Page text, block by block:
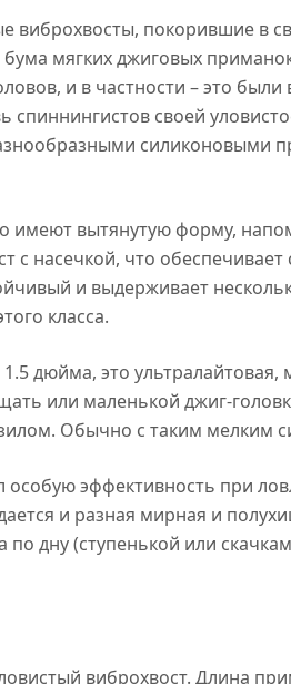
виброхвосты, покорившие в
бума мягких джиговых
и в частности – это
спиннингистов своей
силиконовыми
имеют вытянутую форму,
с насечкой, что
и выдерживает
класса.
дюйма, это
или маленькой джиг-
Обычно с таким мелким
особую эффективность при
и разная мирная и
по дну (ступенькой или
виброхвост. Длина